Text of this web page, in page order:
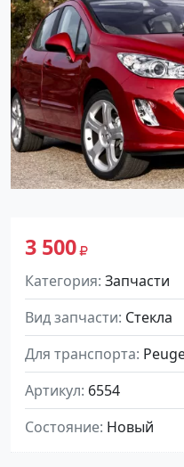
3 500
Категория Запчасти
Вид запчасти Стекла
Для транспорта
Артикул 6554
Состояние Новый